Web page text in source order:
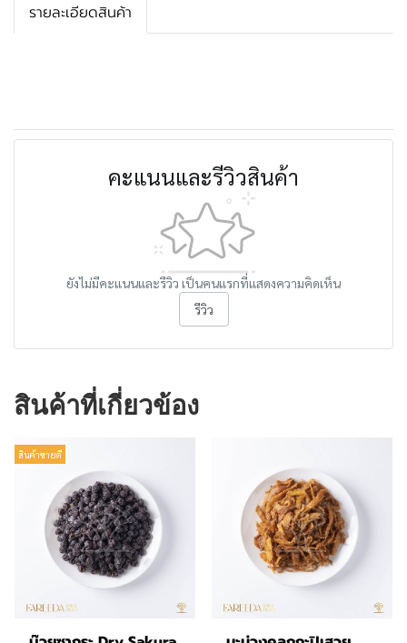
รายละเอียดสินค้า
คะแนนและรีวิวสินค้า
ยังไม่มีคะแนนและรีวิว เป็นคนแรกที่แสดงความคิดเห็น
รีวิว
สินค้าที่เกี่ยวข้อง
สินค้าขายดี